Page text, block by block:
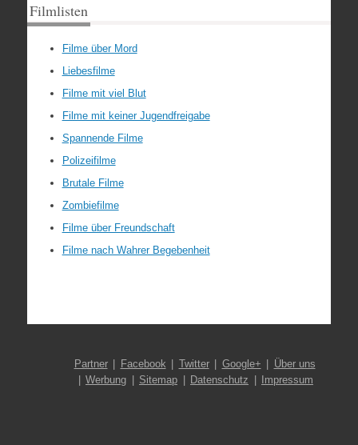
Filmlisten
Filme über Mord
Liebesfilme
Filme mit viel Blut
Filme mit keiner Jugendfreigabe
Spannende Filme
Polizeifilme
Brutale Filme
Zombiefilme
Filme über Freundschaft
Filme nach Wahrer Begebenheit
Partner Facebook Twitter Google+
Über uns
Werbung
Sitemap Datenschutz Impressum